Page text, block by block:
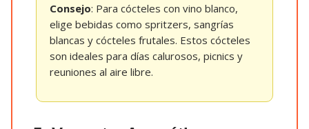
Consejo: Para cócteles con vino blanco,
elige bebidas como spritzers, sangrías
blancas y cócteles frutales. Estos cócteles
son ideales para días calurosos, picnics y
reuniones al aire libre.